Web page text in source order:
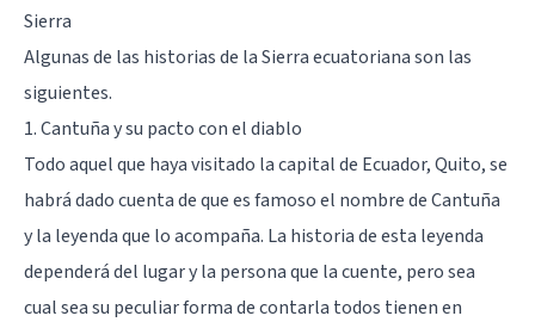
Sierra
Algunas de las historias de la Sierra ecuatoriana son las
siguientes.
1. Cantuña y su pacto con el diablo
Todo aquel que haya visitado la capital de Ecuador, Quito, se
habrá dado cuenta de que es famoso el nombre de Cantuña
y la leyenda que lo acompaña. La historia de esta leyenda
dependerá del lugar y la persona que la cuente, pero sea
cual sea su peculiar forma de contarla todos tienen en